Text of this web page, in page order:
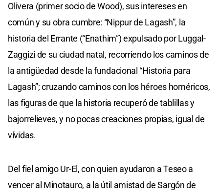
Olivera (primer socio de Wood), sus intereses en
común y su obra cumbre: “Nippur de Lagash”, la
historia del Errante (“Enathim”) expulsado por Luggal-
Zaggizi de su ciudad natal, recorriendo los caminos de
la antigüedad desde la fundacional “Historia para
Lagash”; cruzando caminos con los héroes homéricos,
las figuras de que la historia recuperó de tablillas y
bajorrelieves, y no pocas creaciones propias, igual de
vívidas.
Del fiel amigo Ur-El, con quien ayudaron a Teseo a
vencer al Minotauro, a la útil amistad de Sargón de